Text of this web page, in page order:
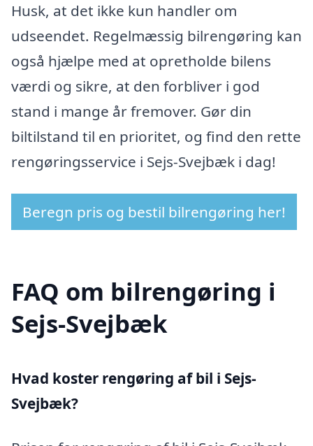
Husk, at det ikke kun handler om
udseendet. Regelmæssig bilrengøring kan
også hjælpe med at opretholde bilens
værdi og sikre, at den forbliver i god
stand i mange år fremover. Gør din
biltilstand til en prioritet, og find den rette
rengøringsservice i Sejs-Svejbæk i dag!
Beregn pris og bestil bilrengøring her!
FAQ om bilrengøring i
Sejs-Svejbæk
Hvad koster rengøring af bil i Sejs-
Svejbæk?